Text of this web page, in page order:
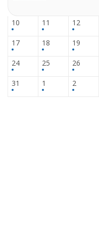
10 11 12
17 18 19
24 25 26
31 1 2